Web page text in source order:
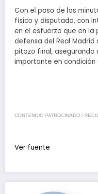
Con el paso de los
físico y disputado, con
en el esfuerzo que en la
defensa del Real
pitazo final,
importante en condición
CONTENIDO PATROCINADO /
Ver fuente